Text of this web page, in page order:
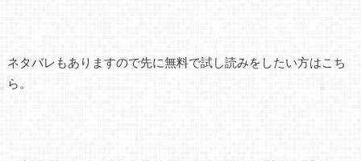
ネタバレもありますので先に無料で試し読みをしたい方はこち
ら。